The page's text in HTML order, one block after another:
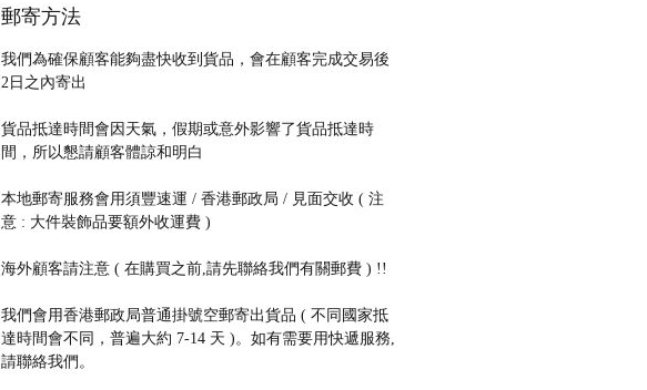
郵寄方法
我們為確保顧客能夠盡快收到貨品，會在顧客完成交易後
2日之內寄出
貨品抵達時間會因天氣，假期或意外影響了貨品抵達時
間，所以懇請顧客體諒和明白
本地郵寄服務會用須豐速運 / 香港郵政局 / 見面交收 ( 注
意 : 大件裝飾品要額外收運費 )
海外顧客請注意 ( 在購買之前,請先聯絡我們有關郵費 ) !!
我們會用香港郵政局普通掛號空郵寄出貨品 ( 不同國家抵
達時間會不同，普遍大約 7-14 天 )。如有需要用快遞服務,
請聯絡我們。